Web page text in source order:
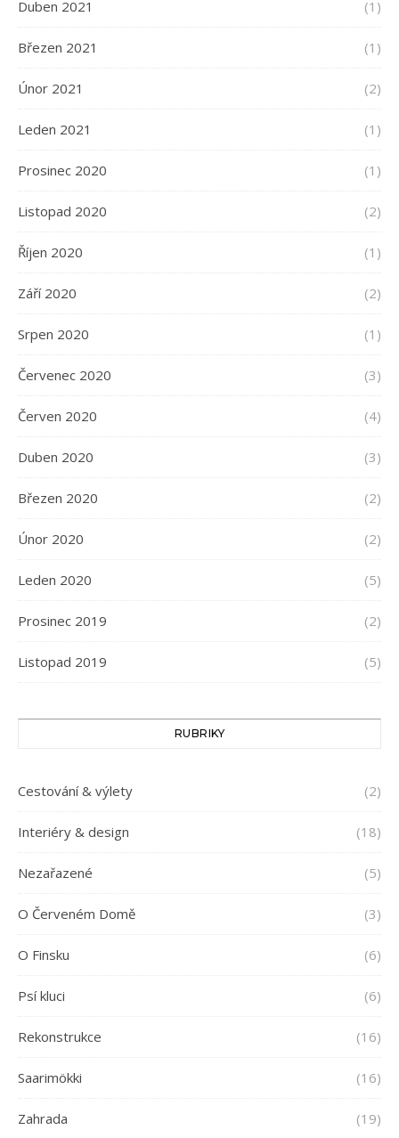
Duben 2021 (1)
Březen 2021 (1)
Únor 2021 (2)
Leden 2021 (1)
Prosinec 2020 (1)
Listopad 2020 (2)
Říjen 2020 (1)
Září 2020 (2)
Srpen 2020 (1)
Červenec 2020 (3)
Červen 2020 (4)
Duben 2020 (3)
Březen 2020 (2)
Únor 2020 (2)
Leden 2020 (5)
Prosinec 2019 (2)
Listopad 2019 (5)
RUBRIKY
Cestování & výlety (2)
Interiéry & design (18)
Nezařazené (5)
O Červeném Domě (3)
O Finsku (6)
Psí kluci (6)
Rekonstrukce (16)
Saarimökki (16)
Zahrada (19)